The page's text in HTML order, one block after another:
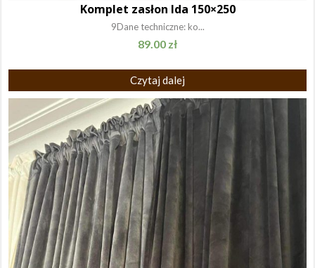
Komplet zasłon Ida 150×250
9Dane techniczne: ko...
89.00 zł
Czytaj dalej